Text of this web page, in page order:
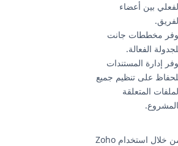
بين أعضاء
مخططات جانت
الفعالة.
إدارة المستندات
على تنظيم جميع
المتعلقة
من خلال استخدام Zoho